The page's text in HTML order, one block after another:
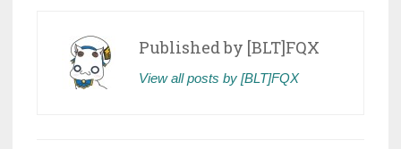
Published by [BLT]FQX
View all posts by [BLT]FQX